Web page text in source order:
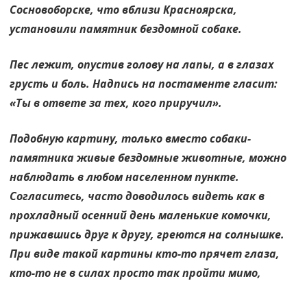
Сосновоборске, что вблизи Красноярска,
установили памятник бездомной собаке.
Пес лежит, опустив голову на лапы, а в глазах
грусть и боль. Надпись на постаменте гласит:
«Ты в ответе за тех, кого приручил».
Подобную картину, только вместо собаки-
памятника живые бездомные животные, можно
наблюдать в любом населенном пункте.
Согласитесь, часто доводилось видеть как в
прохладный осенний день маленькие комочки,
прижавшись друг к другу, греются на солнышке.
При виде такой картины кто-то прячет глаза,
кто-то не в силах просто так пройти мимо,